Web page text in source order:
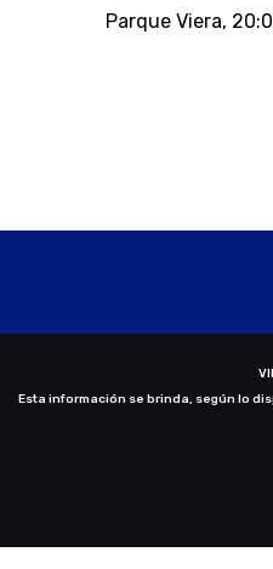
Parque Viera,
Esta información se brinda, según lo